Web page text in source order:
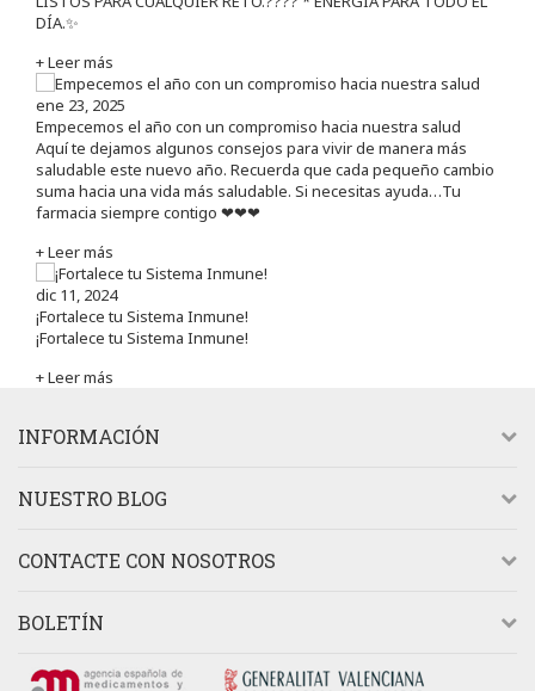
DÍA.✨
+ Leer más
ene 23, 2025
Empecemos el año con un compromiso hacia nuestra salud
Aquí te dejamos algunos consejos para vivir de manera más
saludable este nuevo año. Recuerda que cada pequeño cambio
suma hacia una vida más saludable. Si necesitas ayuda…Tu
farmacia siempre contigo ❤❤❤
+ Leer más
dic 11, 2024
¡Fortalece tu Sistema Inmune!
¡Fortalece tu Sistema Inmune!
+ Leer más
INFORMACIÓN
NUESTRO BLOG
CONTACTE CON NOSOTROS
BOLETÍN